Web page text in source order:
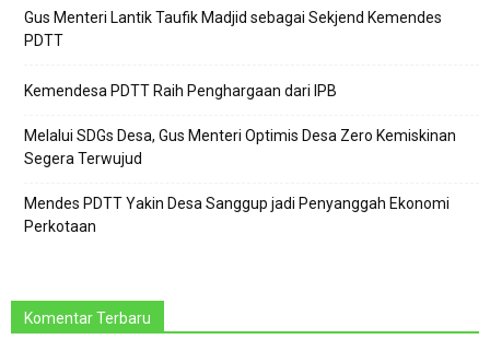
Gus Menteri Lantik Taufik Madjid sebagai Sekjend Kemendes
PDTT
Kemendesa PDTT Raih Penghargaan dari IPB
Melalui SDGs Desa, Gus Menteri Optimis Desa Zero Kemiskinan
Segera Terwujud
Mendes PDTT Yakin Desa Sanggup jadi Penyanggah Ekonomi
Perkotaan
Komentar Terbaru